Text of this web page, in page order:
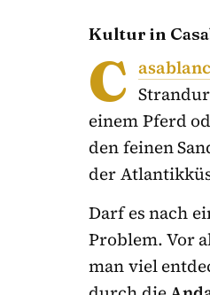
Kultur in
C
einem Pferd
den feinen
der
Darf es nach
Problem. Vor
man viel